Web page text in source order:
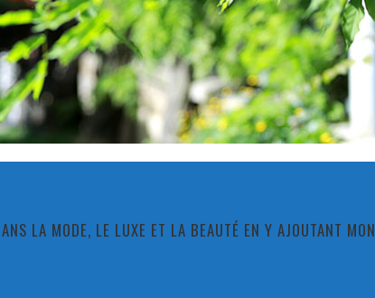
LA MODE, LE LUXE ET LA BEAUTÉ EN Y AJOUTANT MON